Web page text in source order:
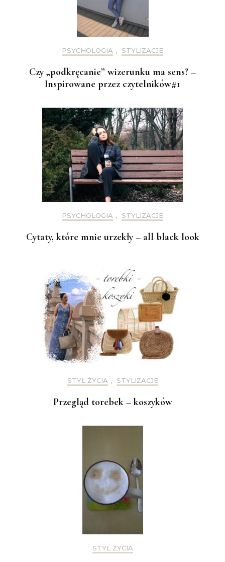
PSYCHOLOGIA , STYLIZACJE
Czy „podkręcanie” wizerunku ma sens? –
Inspirowane przez czytelników#1
PSYCHOLOGIA , STYLIZACJE
Cytaty, które mnie urzekły – all black look
STYL ŻYCIA , STYLIZACJE
Przegląd torebek – koszyków
STYL ŻYCIA